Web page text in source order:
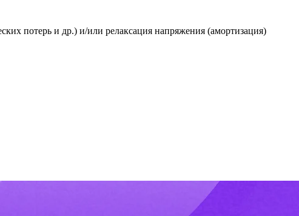
потерь и др.) и/или релаксация напряжения (амортизация)